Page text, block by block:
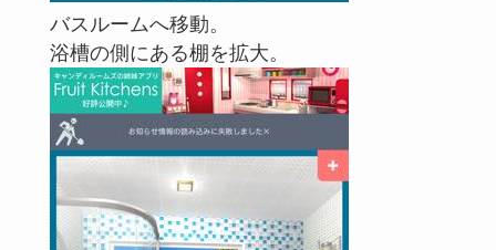
バスルームへ移動。
浴槽の側にある棚を拡大。